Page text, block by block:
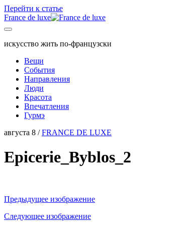
Перейти к статье
France de luxe
искусство жить по-французски
Вещи
События
Направления
Люди
Красота
Впечатления
Гурмэ
августа 8 /FRANCE DE LUXE
Epicerie_Byblos_2
Предыдущее изображение
Следующее изображение